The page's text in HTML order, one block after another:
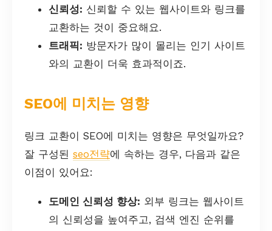
신뢰성: 신뢰할 수 있는 웹사이트와 링크를
교환하는 것이 중요해요.
트래픽: 방문자가 많이 몰리는 인기 사이트
와의 교환이 더욱 효과적이죠.
SEO에 미치는 영향
링크 교환이 SEO에 미치는 영향은 무엇일까요?
잘 구성된 seo전략에 속하는 경우, 다음과 같은
이점이 있어요:
도메인 신뢰성 향상: 외부 링크는 웹사이트
의 신뢰성을 높여주고, 검색 엔진 순위를